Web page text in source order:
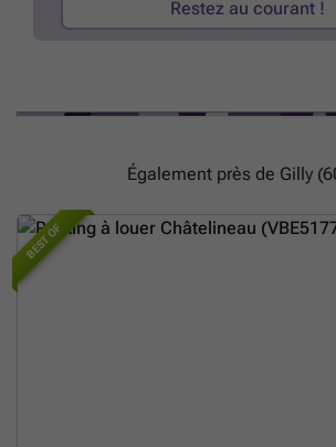
Restez au courant !
Également près de Gilly
BEST OF